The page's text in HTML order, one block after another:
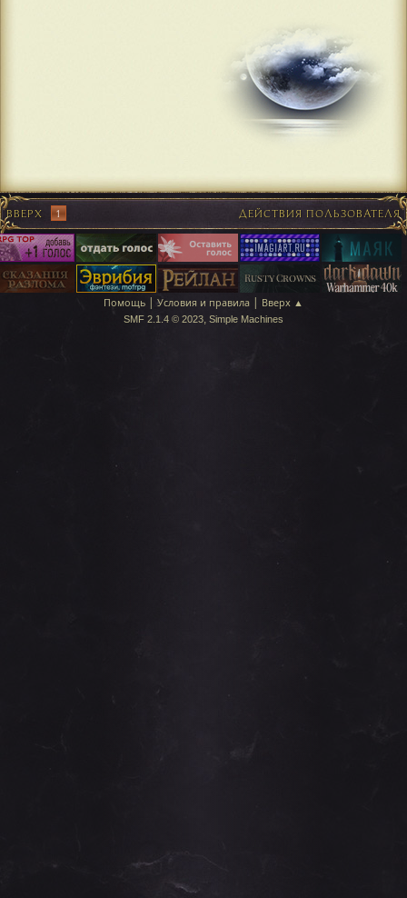
ВВЕРХ 1 ДЕЙСТВИЯ ПОЛЬЗОВАТЕЛЯ
Помощь | Условия и правила | Вверх ▲
SMF 2.1.4 © 2023, Simple Machines